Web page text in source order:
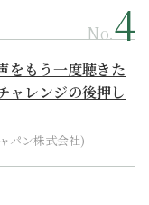
No.
をもう一度聴きた
ャレンジの後押し
パン株式会社)